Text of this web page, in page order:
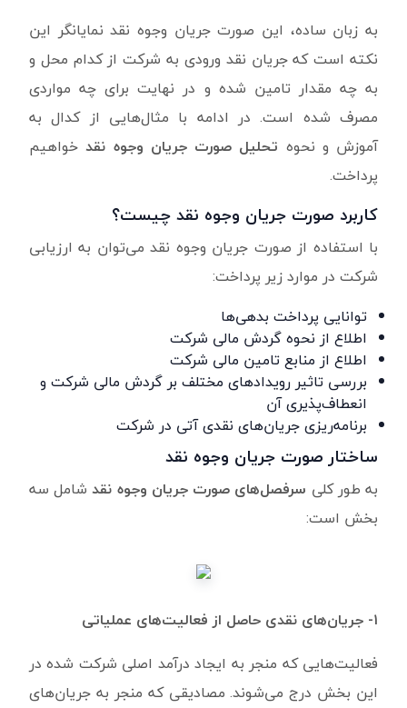
به زبان ساده، این صورت جریان وجوه نقد نمایانگر این
نکته است که جریان نقد ورودی به شرکت از کدام محل و
به چه مقدار تامین شده و در نهایت برای چه مواردی
مصرف شده است. در ادامه با مثال‌هایی از کدال به
آموزش و نحوه تحلیل صورت جریان وجوه نقدخواهیم
پرداخت.
کاربرد صورت جریان وجوه نقد چیست؟
با استفاده از صورت جریان وجوه نقد می‌توان به ارزیابی
شرکت در موارد زیر پرداخت:
توانایی پرداخت بدهی‌ها
اطلاع از نحوه گردش مالی شرکت
اطلاع از منابع تامین مالی شرکت
بررسی تاثیر رویدادهای مختلف بر گردش مالی شرکت و
انعطاف‌پذیری آن
برنامه‌ریزی جریان‌های نقدی آتی در شرکت
ساختار صورت جریان وجوه نقد
به طور کلی سرفصل‌های صورت جریان وجوه نقدشامل سه
بخش است:
۱- جریان‌های نقدی حاصل از فعالیت‌های عملیاتی
فعالیت‌هایی که منجر به ایجاد درآمد اصلی شرکت شده در
این بخش درج می‌شوند. مصادیقی که منجر به جریان‌های